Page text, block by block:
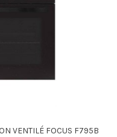
VENTILÉ FOCUS F795B